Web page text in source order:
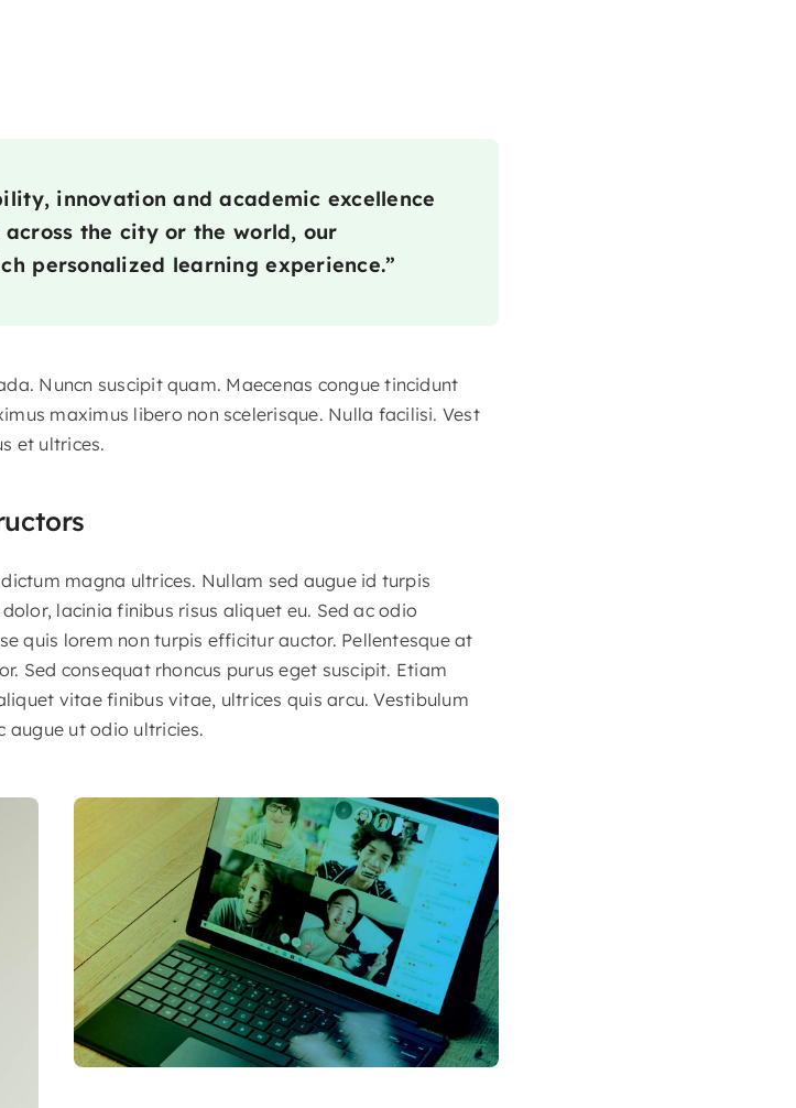
innovation and academic excellence
across the city or the world, our
personalized learning experience.”
Nuncn suscipit quam. Maecenas congue tincidunt
maximus libero non scelerisque. Nulla facilisi. Vest
et ultrices.
magna ultrices. Nullam sed augue id turpis
lacinia finibus risus aliquet eu. Sed ac odio
quis lorem non turpis efficitur auctor. Pellentesque at
Sed consequat rhoncus purus eget suscipit. Etiam
vitae finibus vitae, ultrices quis arcu. Vestibulum
augue ut odio ultricies.